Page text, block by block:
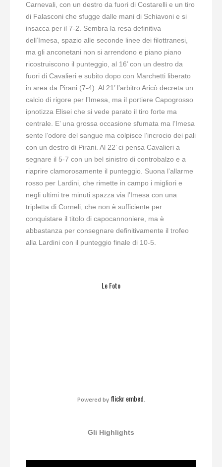
Carnevali, con un destro da fuori di Costarelli e un tiro
di Falasconi che sfugge dalle mani di Schiavoni e si
insacca per il 7-2. Sembra la resa definitiva
dell’Imesa, spazio alle seconde linee dei filottranesi,
ma gli anconetani non si arrendono e piano piano
ricostruiscono il punteggio, al 16’ con un destro da
fuori di Cavalieri e subito dopo con Marchetti liberato
in area da Pirani (7-4). Al 21’ l’arbitro Aricò decreta un
calcio di rigore per l’Imesa, ma il portiere Capogrosso
ipnotizza Elisei che si vede parato il tiro forte ma
centrale. E’ una grossa occasione sfumata ma l’Imesa
sente l’odore del sangue ma colpisce l’incrocio dei pali
con un destro di Pirani. Al 22’ ci pensa Cavalieri a
segnare il 5-7 con un bel sinistro di controbalzo e a
riaprire clamorosamente il punteggio. Suona l’allarme
rosso per Lardini, che rimette in campo i migliori e
negli ultimi tre minuti spazza via l’Imesa con una
tripletta di Corneli, che non è sufficiente per
conquistare il titolo di capocannoniere, ma è
abbastanza per consegnare definitivamente il trofeo
alla Lardini con il punteggio finale di 10-5.
Le Foto
Powered by flickr embed.
Gli Highlights